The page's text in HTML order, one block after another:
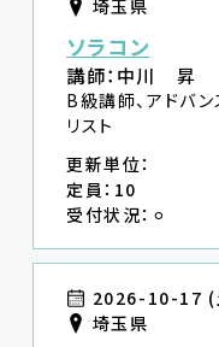
埼玉県
ソラコン
講師：中川 昇
B級講師、アドバ
リスト
更新単位：
定員：10
受付状況：⚪︎
2026-10-17 (
埼玉県